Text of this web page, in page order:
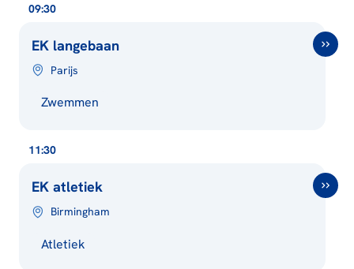
09:30
EK langebaan
Parijs
Zwemmen
11:30
EK atletiek
Birmingham
Atletiek